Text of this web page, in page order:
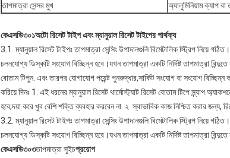
তাপমাত্রা সেন্সর মুখ
অ্যালুমিনিয়াম ক্যাপ বা
কেএসডি৩০১অটো রিসেট টাইপ এবং ম্যানুয়াল রিসেট টাইপের পার্থক্য
3.1. ম্যানুয়াল রিসেট টাইপঃ তাপমাত্রা সেন্সিং উপাদানগুলি বিমেটালিক স্ট্রিপ নিয়ে
চলনযোগ্য ডিস্কটি সংযোগ বিচ্ছিন্ন হবে।যখন তাপমাত্রা একটি নির্দিষ্ট তাপমাত্রা
বোতাম টিপুন. এবং তারপর যোগাযোগ পয়েন্ট পুনরুদ্ধার,সার্কিট সংযোগ বা সংযোগ বিচ্ছিন্ন
করিয়ে দিনঃ 1. এই ধরনের ম্যানুয়াল রিসেট থার্মোস্ট্যাট রিসেট বোতাম টিপে স্ন্যাপ
হবে;দয়া করে খুব বেশি শক্তি ব্যবহার করবেন না. ২. স্বাভাবিক কাজ নিশ্চিত করার
3.2. ম্যানুয়াল রিসেট টাইপঃ তাপমাত্রা সেন্সিং উপাদানগুলি বিমেটালিক স্ট্রিপ নিয়ে
চলনযোগ্য ডিস্কটি সংযোগ বিচ্ছিন্ন হবে।যখন তাপমাত্রা একটি নির্দিষ্ট তাপমাত্রা
কেএসডি৩০৩তাপমাত্রা সুইচপ্রয়োগ